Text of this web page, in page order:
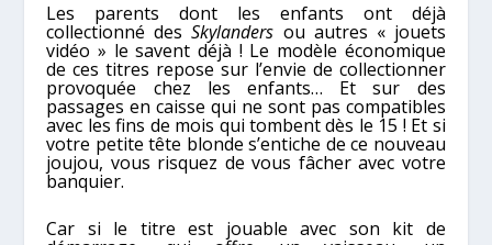
Les parents dont les enfants ont déjà
collectionné desSkylanders ou autres « jouets
vidéo » le savent déjà ! Le modèle économique
de ces titres repose sur l’envie de collectionner
provoquée chez les enfants… Et sur des
passages en caisse qui ne sont pas compatibles
avec les fins de mois qui tombent dès le 15 ! Et si
votre petite tête blonde s’entiche de ce nouveau
joujou, vous risquez de vous fâcher avec votre
banquier.
Car si le titre est jouable avec son kit de